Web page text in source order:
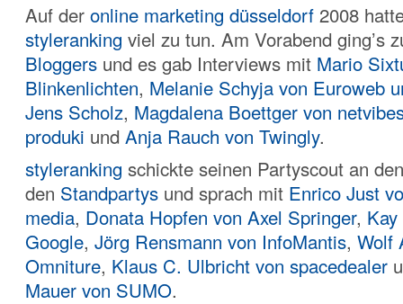
Auf der online marketing düsseldorf 2008
styleranking viel zu tun. Am Vorabend ging’s
Bloggers und es gab Interviews mit Mario
Blinkenlichten, Melanie Schyja von Euroweb
Jens Scholz, Magdalena Boettger von
produki und Anja Rauch von Twingly.
styleranking schickte seinen Partyscout an
den Standpartys und sprach mit Enrico Just
media, Donata Hopfen von Axel Springer,
Google, Jörg Rensmann von InfoMantis, Wolf
Omniture, Klaus C. Ulbricht von spacedealer
Mauer von SUMO.